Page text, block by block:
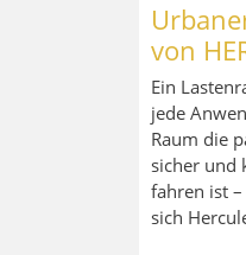
von
Ein
jede
Raum die
sicher und
fahren ist
sich